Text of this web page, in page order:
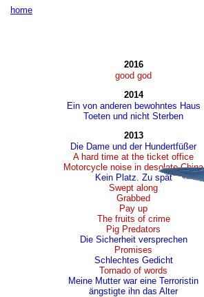
home
2016
good god
2014
Ein von anderen bewohntes Haus
Toeten und nicht Sterben
2013
Die Dame und der Hundertfüßer
A hard time at the ticket office
Motorcycle noise in desolate China
Kein Platz. Zu spät
Swept along
Grabbed
Pay up
The fruits of crime
Pig Predators
Die Sicherheit versprechen
Promises
Schlechtes Gedicht
Tornado of words
Meine Mutter war eine Terroristin
ängstigte ihn das Alter